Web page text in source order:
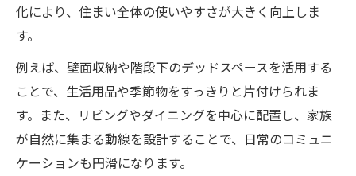
化により、住まい全体の使いやすさが大きく向上しま
す。
例えば、壁面収納や階段下のデッドスペースを活用する
ことで、生活用品や季節物をすっきりと片付けられま
す。また、リビングやダイニングを中心に配置し、家族
が自然に集まる動線を設計することで、日常のコミュニ
ケーションも円滑になります。